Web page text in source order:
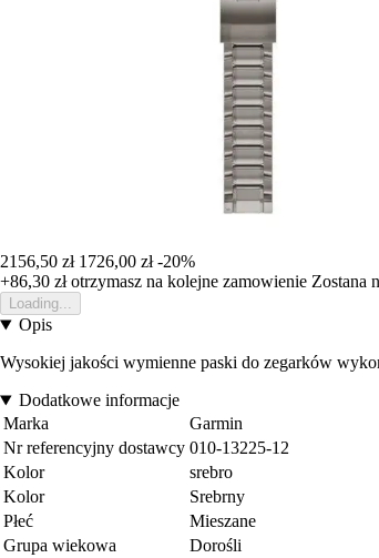
2156,50 zł 1726,00 zł -20%
+86,30 złotrzymasz na kolejne zamowienie Zostana
Loading...
Opis
Wysokiej jakości wymienne paski do zegarków
Dodatkowe informacje
Marka
Garmin
Nr referencyjny dostawcy 010-13225-12
Kolor
srebro
Kolor
Srebrny
Płeć
Mieszane
Grupa wiekowa
Dorośli